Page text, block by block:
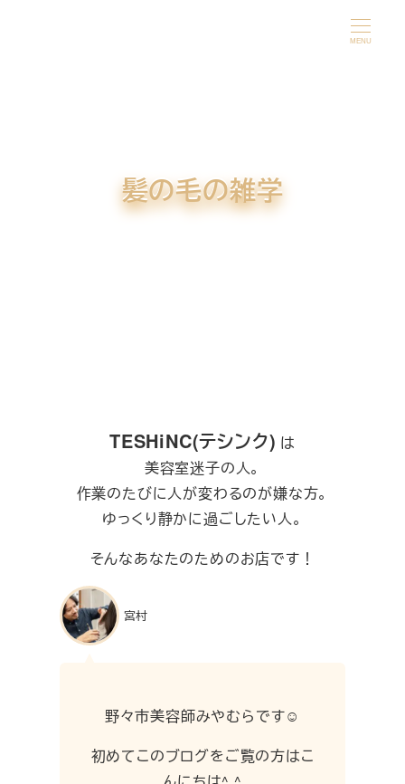
MENU
髪の毛の雑学
TESHiNC(テシンク) は
美容室迷子の人。
作業のたびに人が変わるのが嫌な方。
ゆっくり静かに過ごしたい人。
そんなあなたのためのお店です！
宮村
野々市美容師みやむらです☺︎
初めてこのブログをご覧の方はこ